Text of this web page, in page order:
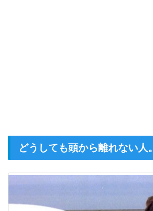
どうしても頭から離れない人。